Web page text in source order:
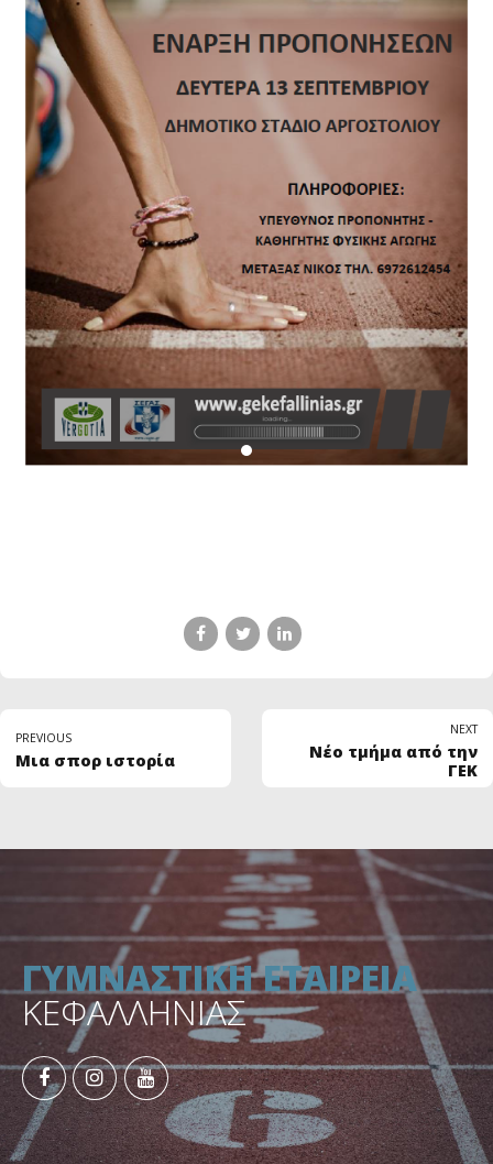
PREVIOUS
Μια σπορ ιστορία
NEXT
Νέο τμήμα από την
ΓΕΚ
ΓΥΜΝΑΣΤΙΚΗ ΕΤΑΙΡΕΙΑ
ΚΕΦΑΛΛΗΝΙΑΣ